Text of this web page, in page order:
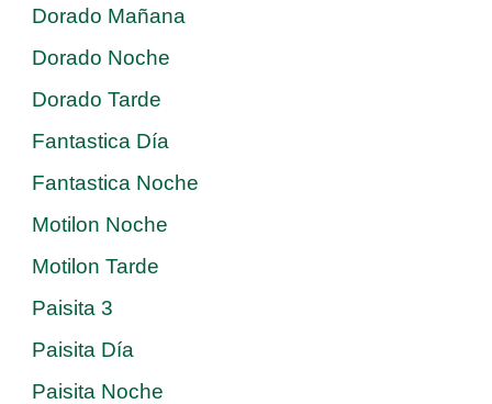
Dorado Mañana
Dorado Noche
Dorado Tarde
Fantastica Día
Fantastica Noche
Motilon Noche
Motilon Tarde
Paisita 3
Paisita Día
Paisita Noche